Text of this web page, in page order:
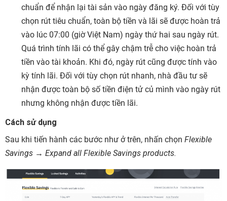
chuẩn để nhận lại tài sản vào ngày đăng ký. Đối với tùy
chọn rút tiêu chuẩn, toàn bộ tiền và lãi sẽ được hoàn trả
vào lúc 07:00 (giờ Việt Nam) ngày thứ hai sau ngày rút.
Quá trình tính lãi có thể gây chậm trễ cho việc hoàn trả
tiền vào tài khoản. Khi đó, ngày rút cũng được tính vào
kỳ tính lãi. Đối với tùy chọn rút nhanh, nhà đầu tư sẽ
nhận được toàn bộ số tiền điện tử củ mình vào ngày rút
nhưng không nhận được tiền lãi.
Cách sử dụng
Sau khi tiến hành các bước như ở trên, nhấn chọn Flexible
Savings → Expand all Flexible Savings products.